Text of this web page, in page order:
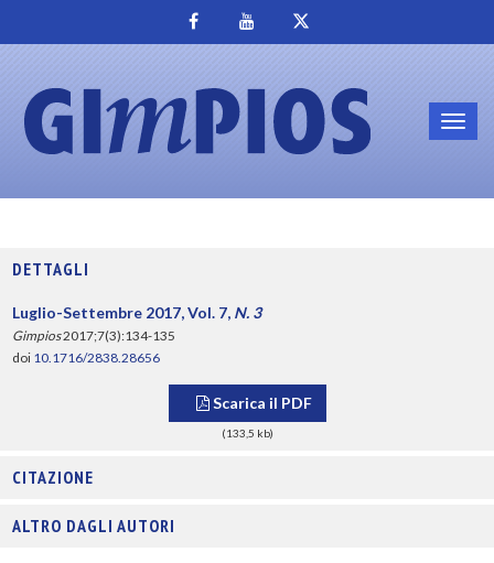
DETTAGLI
Luglio-Settembre 2017, Vol. 7, N. 3
Gimpios2017;7(3):134-135
doi 10.1716/2838.28656
Scarica il PDF
(133,5 kb)
CITAZIONE
ALTRO DAGLI AUTORI